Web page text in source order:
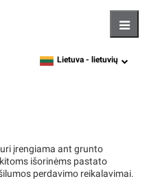
language
Lietuva - lietuvių
įrengiama ant grunto
išorinėms pastato
perdavimo reikalavimai.